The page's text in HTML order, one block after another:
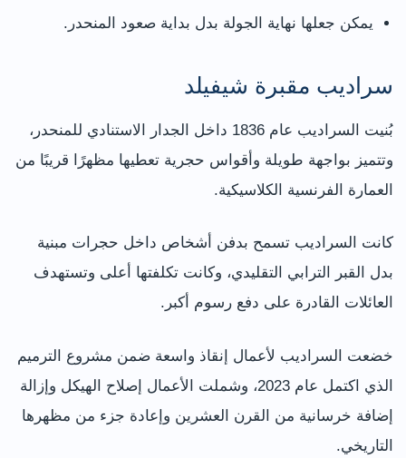
يمكن جعلها نهاية الجولة بدل بداية صعود المنحدر.
سراديب مقبرة شيفيلد
بُنيت السراديب عام 1836 داخل الجدار الاستنادي للمنحدر،
وتتميز بواجهة طويلة وأقواس حجرية تعطيها مظهرًا قريبًا من
العمارة الفرنسية الكلاسيكية.
كانت السراديب تسمح بدفن أشخاص داخل حجرات مبنية
بدل القبر الترابي التقليدي، وكانت تكلفتها أعلى وتستهدف
العائلات القادرة على دفع رسوم أكبر.
خضعت السراديب لأعمال إنقاذ واسعة ضمن مشروع الترميم
الذي اكتمل عام 2023، وشملت الأعمال إصلاح الهيكل وإزالة
إضافة خرسانية من القرن العشرين وإعادة جزء من مظهرها
التاريخي.